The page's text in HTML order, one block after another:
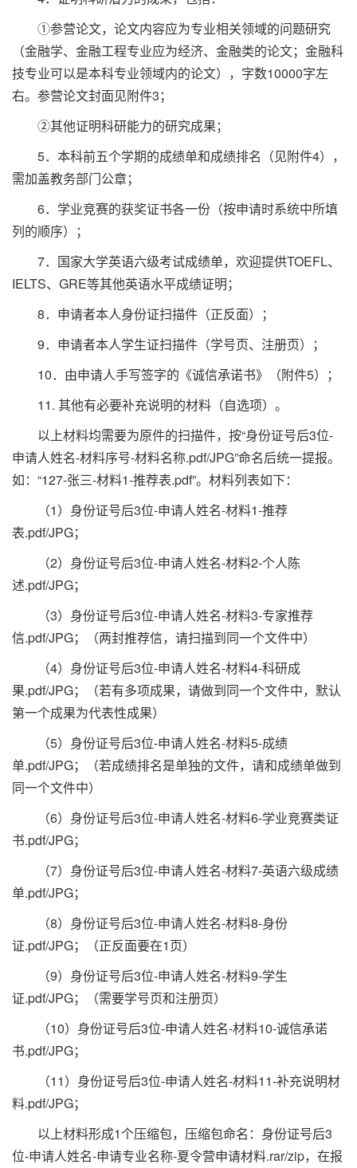
①参营论文，论文内容应为专业相关领域的问题研究
（金融学、金融工程专业应为经济、金融类的论文；金融科
技专业可以是本科专业领域内的论文），字数10000字左
右。参营论文封面见附件3；
②其他证明科研能力的研究成果；
5．本科前五个学期的成绩单和成绩排名（见附件4），
需加盖教务部门公章；
6．学业竞赛的获奖证书各一份（按申请时系统中所填
列的顺序）；
7．国家大学英语六级考试成绩单，欢迎提供TOEFL、
IELTS、GRE等其他英语水平成绩证明；
8．申请者本人身份证扫描件（正反面）；
9．申请者本人学生证扫描件（学号页、注册页）；
10．由申请人手写签字的《诚信承诺书》（附件5）；
11. 其他有必要补充说明的材料（自选项）。
以上材料均需要为原件的扫描件，按“身份证号后3位-
申请人姓名-材料序号-材料名称.pdf/JPG”命名后统一提报。
如：“127-张三-材料1-推荐表.pdf”。材料列表如下：
（1）身份证号后3位-申请人姓名-材料1-推荐
表.pdf/JPG；
（2）身份证号后3位-申请人姓名-材料2-个人陈
述.pdf/JPG；
（3）身份证号后3位-申请人姓名-材料3-专家推荐
信.pdf/JPG；（两封推荐信，请扫描到同一个文件中）
（4）身份证号后3位-申请人姓名-材料4-科研成
果.pdf/JPG；（若有多项成果，请做到同一个文件中，默认
第一个成果为代表性成果）
（5）身份证号后3位-申请人姓名-材料5-成绩
单.pdf/JPG；（若成绩排名是单独的文件，请和成绩单做到
同一个文件中）
（6）身份证号后3位-申请人姓名-材料6-学业竞赛类证
书.pdf/JPG；
（7）身份证号后3位-申请人姓名-材料7-英语六级成绩
单.pdf/JPG；
（8）身份证号后3位-申请人姓名-材料8-身份
证.pdf/JPG；（正反面要在1页）
（9）身份证号后3位-申请人姓名-材料9-学生
证.pdf/JPG；（需要学号页和注册页）
（10）身份证号后3位-申请人姓名-材料10-诚信承诺
书.pdf/JPG；
（11）身份证号后3位-申请人姓名-材料11-补充说明材
料.pdf/JPG；
以上材料形成1个压缩包，压缩包命名：身份证号后3
位-申请人姓名-申请专业名称-夏令营申请材料.rar/zip，在报